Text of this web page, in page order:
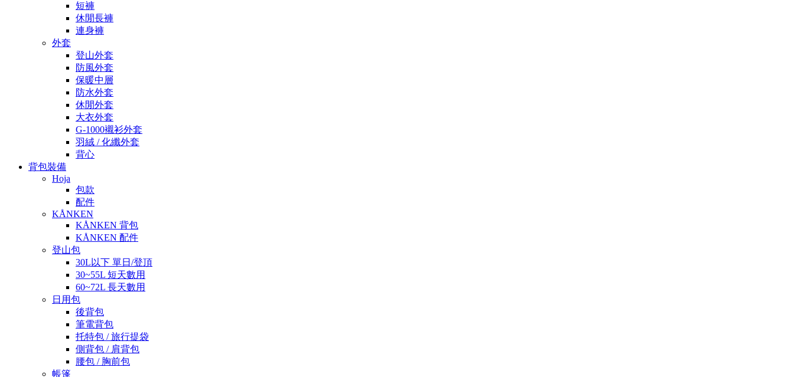
短褲
休閒長褲
連身褲
外套
登山外套
防風外套
保暖中層
防水外套
休閒外套
大衣外套
G-1000襯衫外套
羽絨 / 化纖外套
背心
背包裝備
Hoja
包款
配件
KÅNKEN
KÅNKEN 背包
KÅNKEN 配件
登山包
30L以下 單日/登頂
30~55L 短天數用
60~72L 長天數用
日用包
後背包
筆電背包
托特包 / 旅行提袋
側背包 / 肩背包
腰包 / 胸前包
帳篷